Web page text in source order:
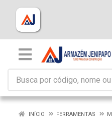
INÍCIO FERRAMENTAS